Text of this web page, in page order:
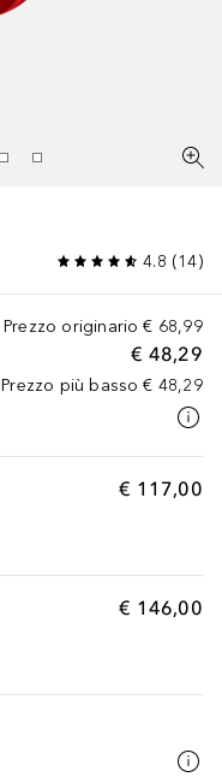
4.8 (14)
Prezzo originario € 68,99
€ 48,29
Prezzo più basso € 48,29
€ 117,00
€ 146,00